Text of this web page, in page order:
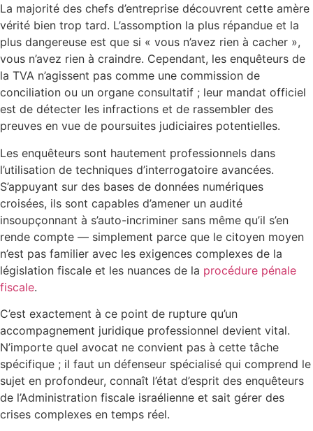
La majorité des chefs d’entreprise découvrent cette amère
vérité bien trop tard. L’assomption la plus répandue et la
plus dangereuse est que si « vous n’avez rien à cacher »,
vous n’avez rien à craindre. Cependant, les enquêteurs de
la TVA n’agissent pas comme une commission de
conciliation ou un organe consultatif ; leur mandat officiel
est de détecter les infractions et de rassembler des
preuves en vue de poursuites judiciaires potentielles.
Les enquêteurs sont hautement professionnels dans
l’utilisation de techniques d’interrogatoire avancées.
S’appuyant sur des bases de données numériques
croisées, ils sont capables d’amener un audité
insoupçonnant à s’auto-incriminer sans même qu’il s’en
rende compte — simplement parce que le citoyen moyen
n’est pas familier avec les exigences complexes de la
législation fiscale et les nuances de la procédure pénale
fiscale.
C’est exactement à ce point de rupture qu’un
accompagnement juridique professionnel devient vital.
N’importe quel avocat ne convient pas à cette tâche
spécifique ; il faut un défenseur spécialisé qui comprend le
sujet en profondeur, connaît l’état d’esprit des enquêteurs
de l’Administration fiscale israélienne et sait gérer des
crises complexes en temps réel.